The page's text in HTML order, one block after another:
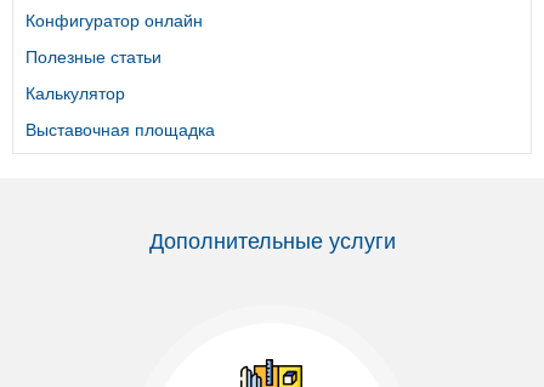
Конфигуратор онлайн
Полезные статьи
Калькулятор
Выставочная площадка
Дополнительные услуги